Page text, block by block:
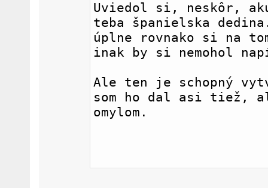
Uviedol si, neskôr,
teba španielska
úplne rovnako si na
inak by si nemohol
Ale ten je schopný
som ho dal asi tiež,
omylom.